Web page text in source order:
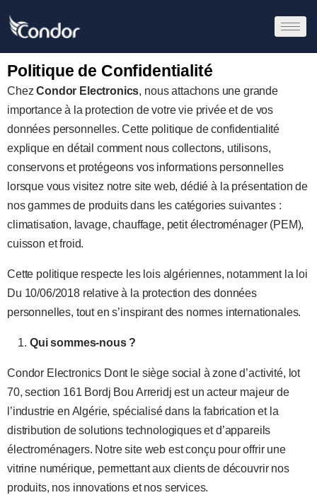
Politique de Confidentialité
ChezCondor Electronics, nous attachons une grande
importance à la protection de votre vie privée et de vos
données personnelles. Cette politique de confidentialité
explique en détail comment nous collectons, utilisons,
conservons et protégeons vos informations personnelles
lorsque vous visitez notre site web, dédié à la présentation de
nos gammes de produits dans les catégories suivantes :
climatisation, lavage, chauffage, petit électroménager (PEM),
cuisson et froid.
Cette politique respecte les lois algériennes, notamment la loi
Du 10/06/2018 relative à la protection des données
personnelles, tout en s’inspirant des normes internationales.
Qui sommes-nous ?
Condor Electronics Dont le siège social à zone d’activité, lot
70, section 161 Bordj Bou Arreridj est un acteur majeur de
l’industrie en Algérie, spécialisé dans la fabrication et la
distribution de solutions technologiques et d’appareils
électroménagers. Notre site web est conçu pour offrir une
vitrine numérique, permettant aux clients de découvrir nos
produits, nos innovations et nos services.